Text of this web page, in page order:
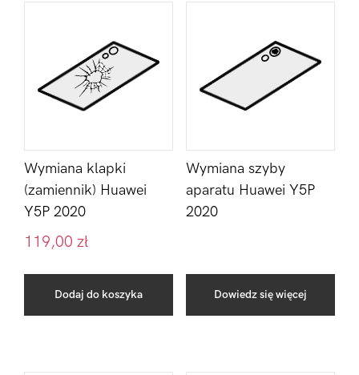
Wymiana klapki
(zamiennik) Huawei
Y5P 2020
119,00 zł
Dodaj do koszyka
Wymiana szyby
aparatu Huawei Y5P
2020
Dowiedz się więcej